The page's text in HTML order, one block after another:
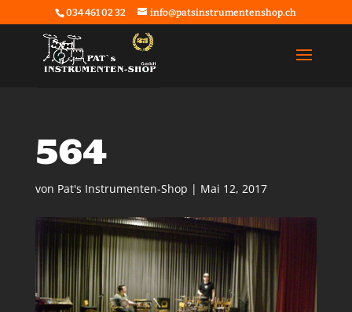
034 461 02 32 info@patsinstrumentenshop.ch
564
von Pat's Instrumenten-Shop | Mai 12, 2017